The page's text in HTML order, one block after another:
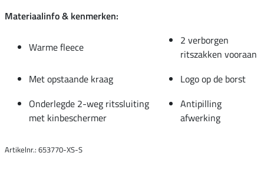
Materiaalinfo & kenmerken:
Warme fleece
2 verborgen
ritszakken vooraan
Met opstaande kraag
Logo op de borst
Onderlegde 2-weg ritssluiting
met kinbeschermer
Antipilling
afwerking
Artikelnr.: 653770-XS-S